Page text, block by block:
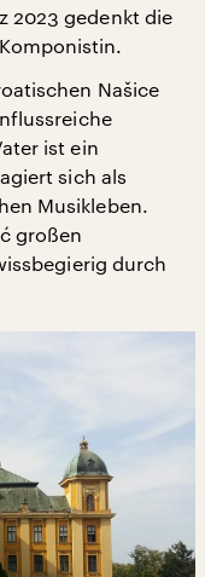
2023 gedenkt die
Našice
ist ein
sich als
Musikleben.
großen
durch